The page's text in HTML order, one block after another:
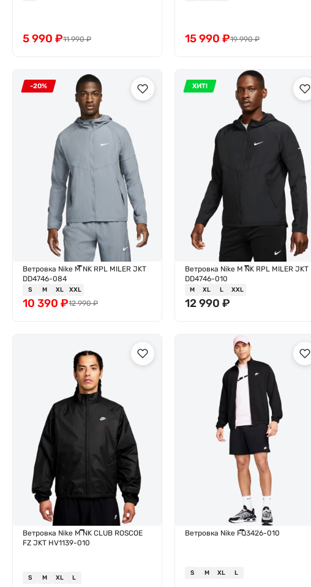
11 990₽
5 990 ₽ 19 990₽
15 990 ₽
-20%
Ветровка Nike M NK RPL MILER JKT
DD4746-084
S M XL XXL
12 990₽
10 390 ₽
ХИТ!
Ветровка Nike M NK RPL MILER JKT
DD4746-010
M XL L XXL
12 990 ₽
Ветровка Nike M NK CLUB ROSCOE
FZ JKT HV1139-010
S M XL L
Ветровка Nike FQ3426-010
S M XL L